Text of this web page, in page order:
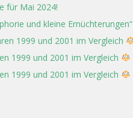
für Mai 2024!
und kleine Ernüchterungen“
1999 und 2001 im Vergleich
1999 und 2001 im Vergleich
1999 und 2001 im Vergleich